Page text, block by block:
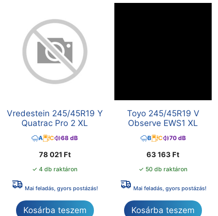
Vredestein 245/45R19 Y
Quatrac Pro 2 XL
A C 68 dB
78 021 Ft
✓ 4 db raktáron
Mai feladás, gyors postázás!
Kosárba teszem
Toyo 245/45R19 V
Observe EWS1 XL
B C 70 dB
63 163 Ft
✓ 50 db raktáron
Mai feladás, gyors postázás!
Kosárba teszem